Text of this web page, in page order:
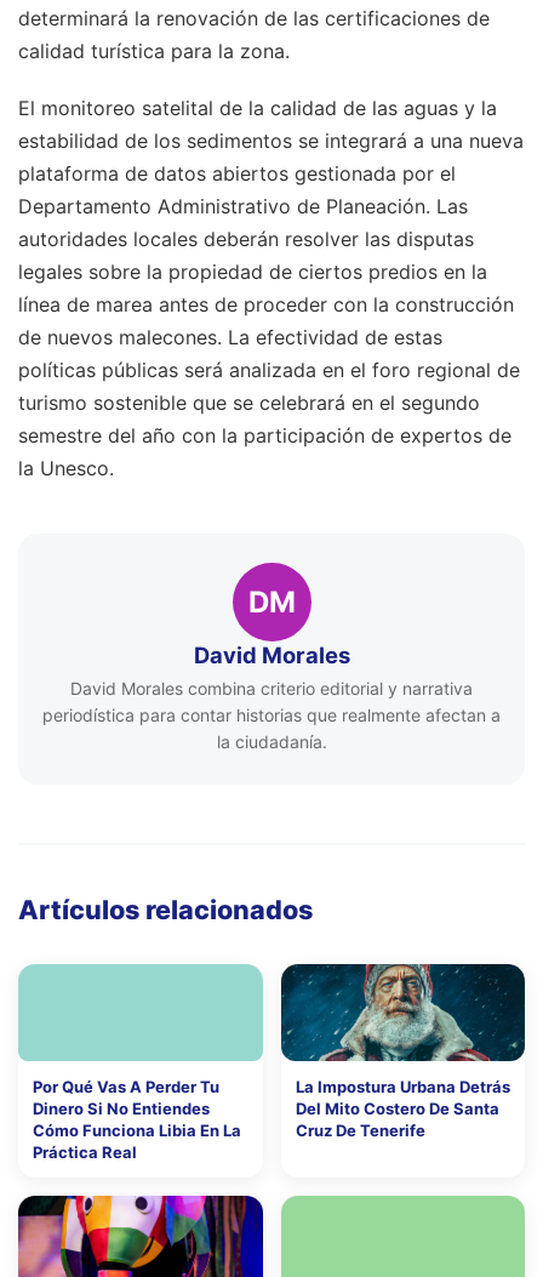
determinará la renovación de las certificaciones de
calidad turística para la zona.
El monitoreo satelital de la calidad de las aguas y la
estabilidad de los sedimentos se integrará a una nueva
plataforma de datos abiertos gestionada por el
Departamento Administrativo de Planeación. Las
autoridades locales deberán resolver las disputas
legales sobre la propiedad de ciertos predios en la
línea de marea antes de proceder con la construcción
de nuevos malecones. La efectividad de estas
políticas públicas será analizada en el foro regional de
turismo sostenible que se celebrará en el segundo
semestre del año con la participación de expertos de
la Unesco.
DM
David Morales
David Morales combina criterio editorial y narrativa
periodística para contar historias que realmente afectan a
la ciudadanía.
Artículos relacionados
Por Qué Vas A Perder Tu
Dinero Si No Entiendes
Cómo Funciona Libia En La
Práctica Real
La Impostura Urbana Detrás
Del Mito Costero De Santa
Cruz De Tenerife